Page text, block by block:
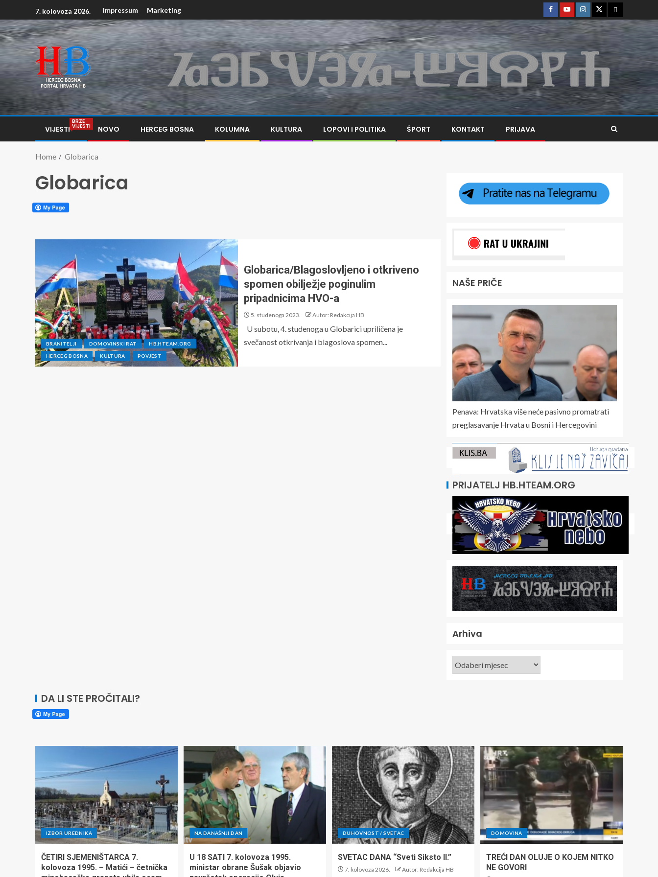
7. kolovoza 2026. Impressum Marketing
VIJESTI
BRZE
VIJESTI NOVO HERCEG BOSNA KOLUMNA KULTURA LOPOVI I POLITIKA ŠPORT KONTAKT PRIJAVA
Home Globarica
Globarica
BRANITELJI DOMOVINSKI RAT HB.HTEAM.ORG
HERCEG BOSNA KULTURA POVJEST
Globarica/Blagoslovljeno i otkriveno
spomen obilježje poginulim
pripadnicima HVO-a
5. studenoga 2023. Autor: Redakcija HB
U subotu, 4. studenoga u Globarici upriličena je
svečanost otkrivanja i blagoslova spomen...
NAŠE PRIČE
Penava: Hrvatska više neće pasivno promatrati
preglasavanje Hrvata u Bosni i Hercegovini
PRIJATELJ HB.HTEAM.ORG
Arhiva
DA LI STE PROČITALI?
IZBOR UREDNIKA
ČETIRI SJEMENIŠTARCA 7.
kolovoza 1995. – Matići – četnička
NA DANAŠNJI DAN
U 18 SATI 7. kolovoza 1995.
ministar obrane Šušak objavio
DUHOVNOST / SVETAC
SVETAC DANA “Sveti Siksto II.”
7. kolovoza 2026. Autor: Redakcija HB
DOMOVINA
TREĆI DAN OLUJE O KOJEM NITKO
NE GOVORI